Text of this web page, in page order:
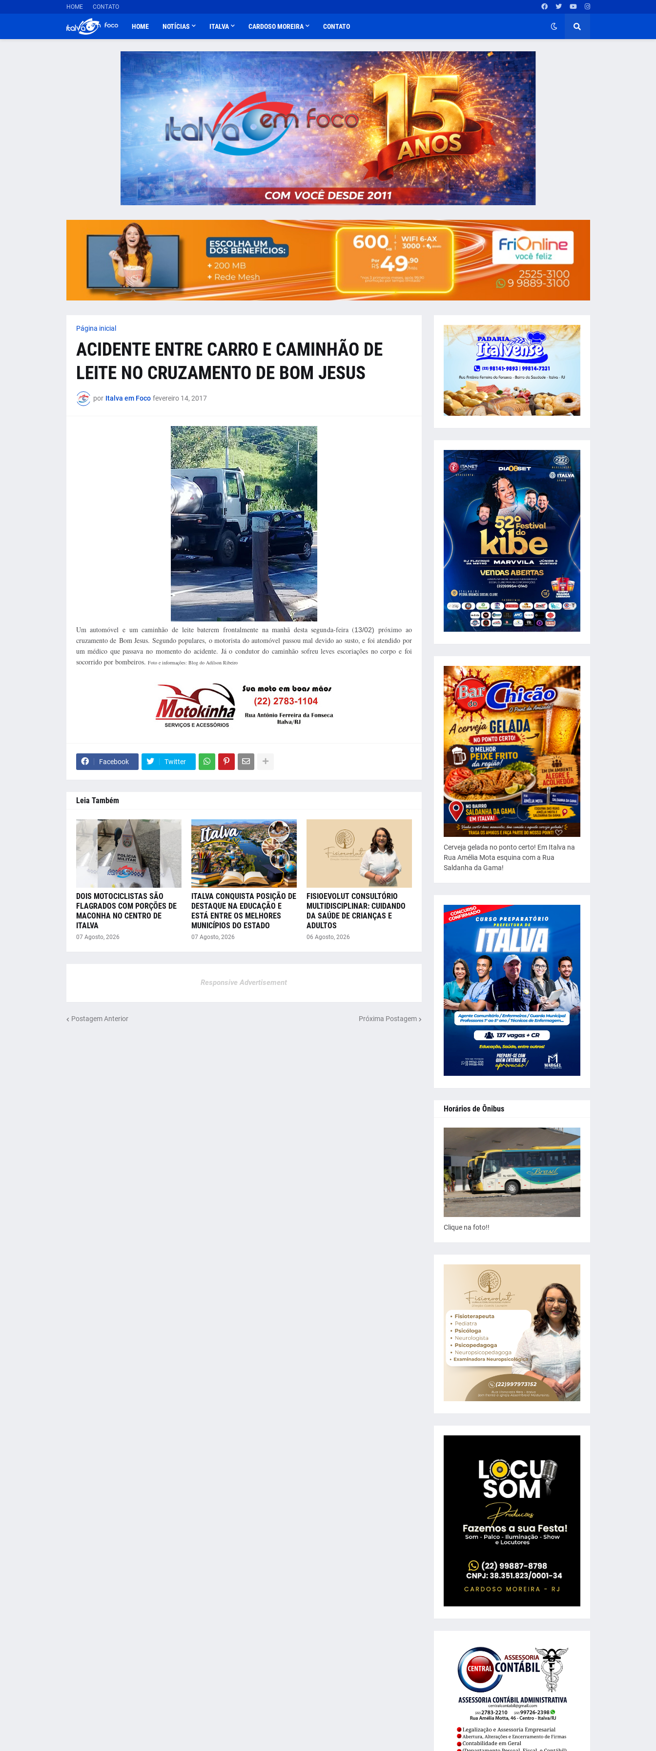
HOME CONTATO
HOME NOTÍCIAS ITALVA CARDOSO MOREIRA CONTATO
Página inicial
ACIDENTE ENTRE CARRO E CAMINHÃO DE
LEITE NO CRUZAMENTO DE BOM JESUS
por Italva em Foco fevereiro 14, 2017
Um automóvel e um caminhão de leite baterem frontalmente na manhã desta segunda-feira (13/02) próximo ao
cruzamento de Bom Jesus. Segundo populares, o motorista do automóvel passou mal devido ao susto, e foi atendido por
um médico que passava no momento do acidente. Já o condutor do caminhão sofreu leves escoriações no corpo e foi
socorrido por bombeiros. Foto e informações: Blog do Adilson Ribeiro
Facebook Twitter
Leia Também
DOIS MOTOCICLISTAS SÃO
FLAGRADOS COM PORÇÕES DE
MACONHA NO CENTRO DE
ITALVA
07 Agosto, 2026
ITALVA CONQUISTA POSIÇÃO DE
DESTAQUE NA EDUCAÇÃO E
ESTÁ ENTRE OS MELHORES
MUNICÍPIOS DO ESTADO
07 Agosto, 2026
FISIOEVOLUT CONSULTÓRIO
MULTIDISCIPLINAR: CUIDANDO
DA SAÚDE DE CRIANÇAS E
ADULTOS
06 Agosto, 2026
Responsive Advertisement
Postagem Anterior Próxima Postagem
Cerveja gelada no ponto certo! Em Italva na
Rua Amélia Mota esquina com a Rua
Saldanha da Gama!
Horários de Ônibus
Clique na foto!!